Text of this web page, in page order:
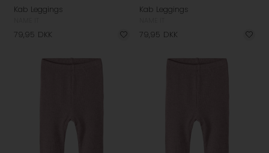
Kab Leggings
79,95 DKK
Kab Leggings
79,95 DKK